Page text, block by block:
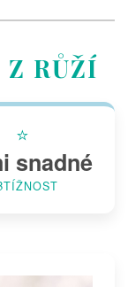
Z RŮŽÍ
⭐
snadné